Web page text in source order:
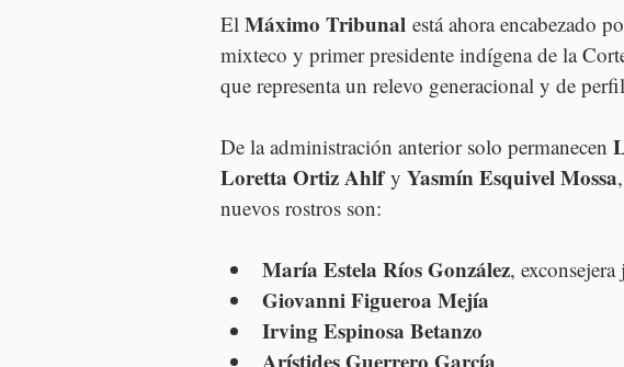
El Máximo Tribunal está ahora encabezado
mixteco y primer presidente indígena de la
que representa un relevo generacional y de
De la administración anterior solo permanecen
Loretta Ortiz Ahlf y Yasmín Esquivel Mossa
nuevos rostros son:
María Estela Ríos González,
Giovanni Figueroa Mejía
Irving Espinosa Betanzo
Arístides Guerrero García